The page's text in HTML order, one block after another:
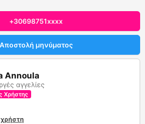
+30698751xxxx
Αποστολή μηνύματος
Annoula
αγγελίες
Χρήστης